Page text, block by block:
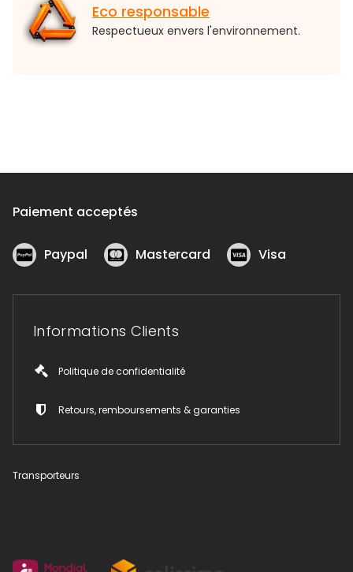
Eco responsable
Respectueux envers l'environnement.
Paiement acceptés
Paypal Mastercard Visa
Informations Clients
Politique de confidentialité
Retours, remboursements & garanties
Transporteurs